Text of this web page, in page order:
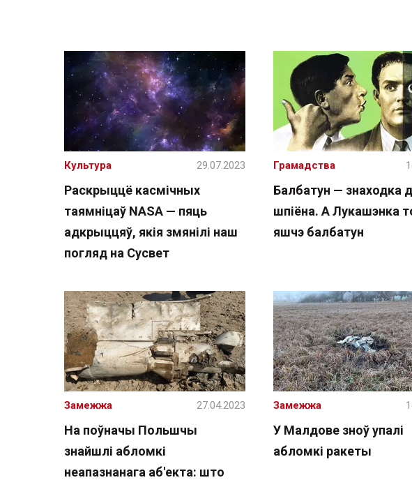
Раскрыццё касмічных
таямніцаў NASA — пяць
адкрыццяў, якія змянілі наш
погляд на Сусвет
Культура 29.07.2023
Балбатун — знаходка
шпіёна. А Лукашэнка
яшчэ балбатун
Грамадства
На поўначы Польшчы
знайшлі абломкі
неапазнанага аб'екта: што
Замежжа 27.04.2023
У Малдове зноў упалі
абломкі ракеты
Замежжа